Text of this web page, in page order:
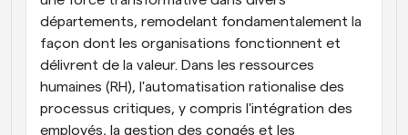
départements, remodelant fondamentalement la
façon dont les organisations fonctionnent et
délivrent de la valeur. Dans les ressources
humaines (RH), l'automatisation rationalise des
processus critiques, y compris l'intégration des
employés, la gestion des congés et les